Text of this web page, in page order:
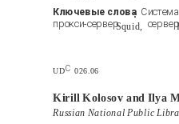
Ключевые слова
:
прокси-серверSquid, сервер
UDС 026.06
Kirill Kolosov and Ilya
Russian National Public